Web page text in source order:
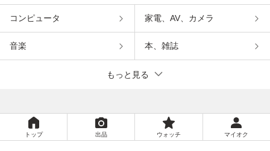
コンピュータ 家電、AV、カメラ
音楽 本、雑誌
もっと見る
トップ 出品 ウォッチ マイオク